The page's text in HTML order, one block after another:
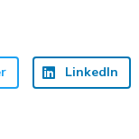
LinkedIn